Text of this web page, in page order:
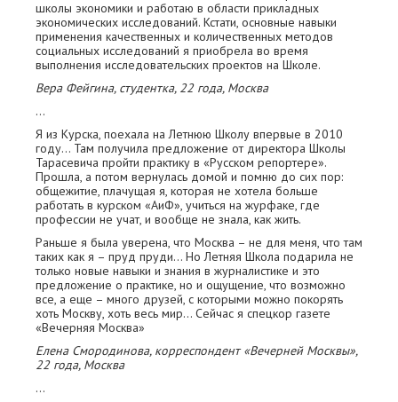
школы экономики и работаю в области прикладных
экономических исследований. Кстати, основные навыки
применения качественных и количественных методов
социальных исследований я приобрела во время
выполнения исследовательских проектов на Школе.
Вера Фейгина, студентка, 22 года, Москва
…
Я из Курска, поехала на Летнюю Школу впервые в 2010
году… Там получила предложение от директора Школы
Тарасевича пройти практику в «Русском репортере».
Прошла, а потом вернулась домой и помню до сих пор:
общежитие, плачущая я, которая не хотела больше
работать в курском «АиФ», учиться на журфаке, где
профессии не учат, и вообще не знала, как жить.
Раньше я была уверена, что Москва – не для меня, что там
таких как я – пруд пруди... Но Летняя Школа подарила не
только новые навыки и знания в журналистике и это
предложение о практике, но и ощущение, что возможно
все, а еще – много друзей, с которыми можно покорять
хоть Москву, хоть весь мир... Сейчас я спецкор газете
«Вечерняя Москва»
Елена Смородинова, корреспондент «Вечерней Москвы»,
22 года, Москва
…